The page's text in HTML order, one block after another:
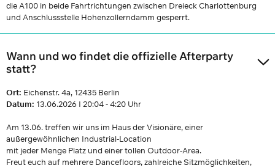
die A100 in beide Fahrtrichtungen zwischen Dreieck Charlottenburg
und Anschlussstelle Hohenzollerndamm gesperrt.
Wann und wo findet die offizielle Afterparty
statt?
Ort: Eichenstr. 4a, 12435 Berlin
Datum: 13.06.2026 I 20:04 - 4:20 Uhr
Am 13.06. treffen wir uns im Haus der Visionäre, einer
außergewöhnlichen Industrial-Location
mit jeder Menge Platz und einer tollen Outdoor-Area.
Freut euch auf mehrere Dancefloors, zahlreiche Sitzmöglichkeiten,